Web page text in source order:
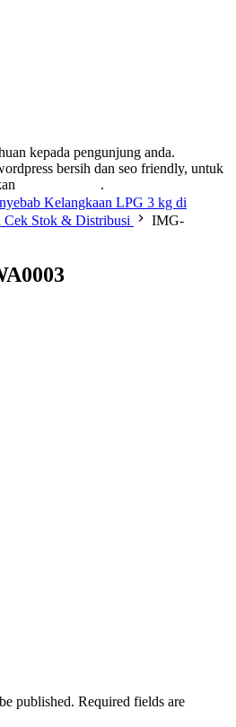
kepada pengunjung anda.
bersih dan seo friendly, untuk
.
Kelangkaan LPG 3 kg di
Cek Stok & Distribusi
IMG-
published. Required fields are